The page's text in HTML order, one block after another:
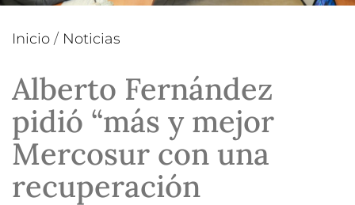
Inicio / Noticias
Alberto Fernández
pidió “más y mejor
Mercosur con una
recuperación